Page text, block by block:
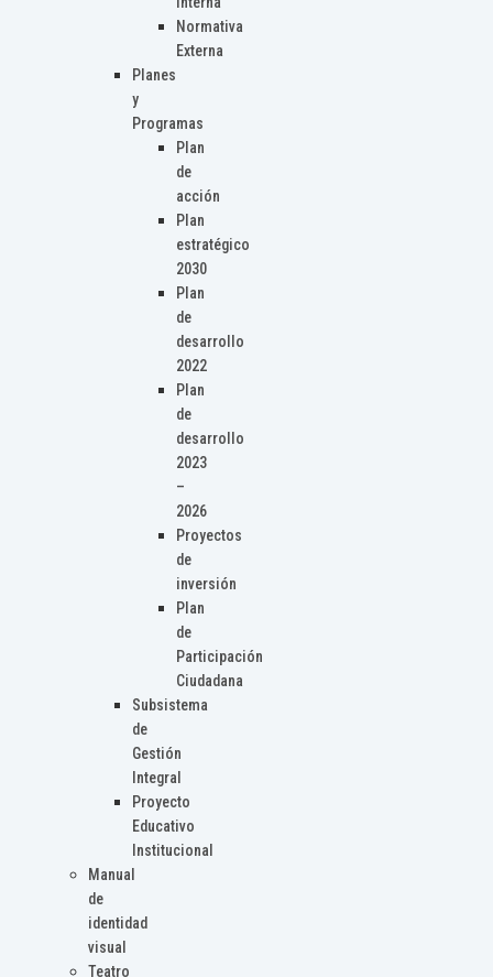
Normativa
Externa
Planes
y
Programas
Plan
de
acción
Plan
estratégico
2030
Plan
de
desarrollo
2022
Plan
de
desarrollo
2023
–
2026
Proyectos
de
inversión
Plan
de
Participación
Ciudadana
Subsistema
de
Gestión
Integral
Proyecto
Educativo
Institucional
Manual
de
identidad
visual
Teatro